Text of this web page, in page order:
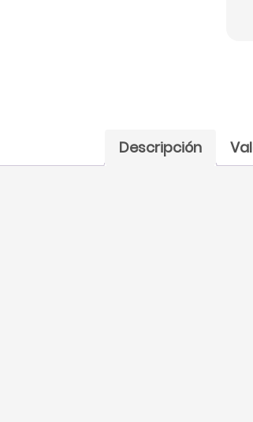
Descripción